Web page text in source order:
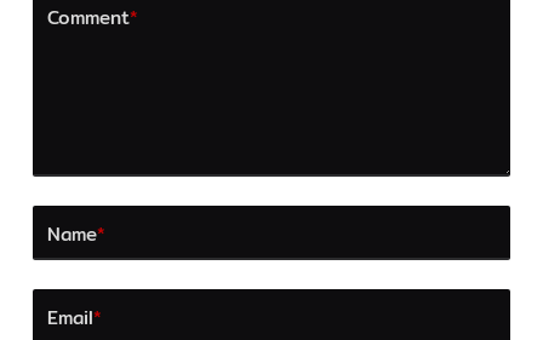
Comment*
Name*
Email*